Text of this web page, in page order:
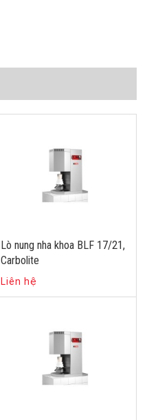
Lò nung nha khoa BLF 17/21,
Carbolite
Liên hệ